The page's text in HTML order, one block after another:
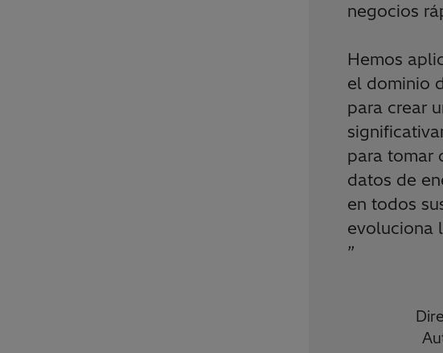
negocios
Hemos
el dominio
para crear
para tomar
datos de
en todos
evoluciona
”